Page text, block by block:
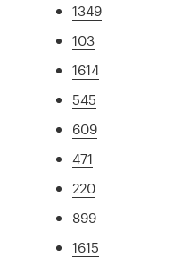
1349
103
1614
545
609
471
220
899
1615